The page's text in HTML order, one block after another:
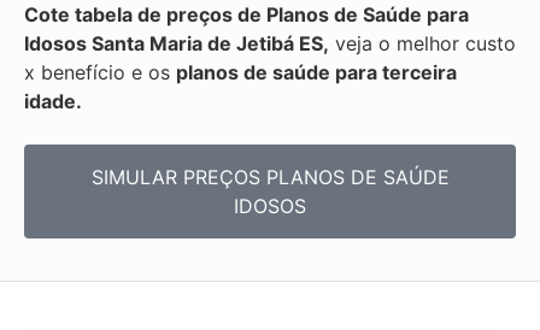
Cote tabela de preços de Planos de Saúde para
Idosos Santa Maria de Jetibá ES, veja o melhor custo
x benefício e os planos de saúde para terceira
idade.
SIMULAR PREÇOS PLANOS DE SAÚDE
IDOSOS